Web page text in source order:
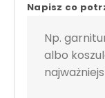
Napisz co